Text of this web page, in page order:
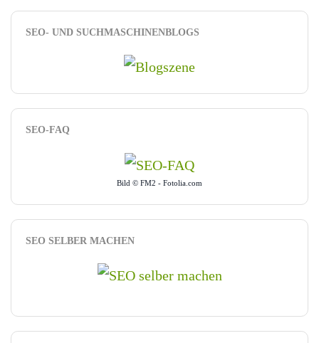
SEO- UND SUCHMASCHINENBLOGS
SEO-FAQ
Bild © FM2 - Fotolia.com
SEO SELBER MACHEN